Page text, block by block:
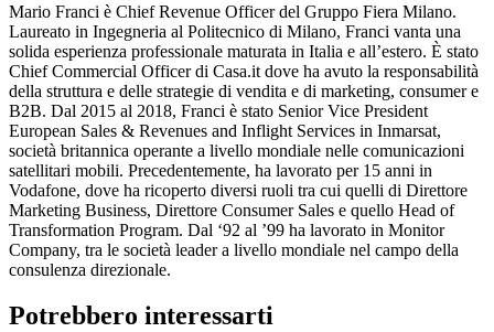
Mario Franci è Chief Revenue Officer del Gruppo Fiera Milano.
Laureato in Ingegneria al Politecnico di Milano, Franci vanta una
solida esperienza professionale maturata in Italia e all’estero. È stato
Chief Commercial Officer di Casa.it dove ha avuto la responsabilità
della struttura e delle strategie di vendita e di marketing, consumer e
B2B. Dal 2015 al 2018, Franci è stato Senior Vice President
European Sales & Revenues and Inflight Services in Inmarsat,
società britannica operante a livello mondiale nelle comunicazioni
satellitari mobili. Precedentemente, ha lavorato per 15 anni in
Vodafone, dove ha ricoperto diversi ruoli tra cui quelli di Direttore
Marketing Business, Direttore Consumer Sales e quello Head of
Transformation Program. Dal ‘92 al ’99 ha lavorato in Monitor
Company, tra le società leader a livello mondiale nel campo della
consulenza direzionale.
Potrebbero interessarti